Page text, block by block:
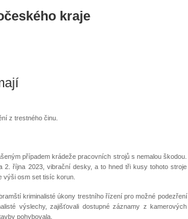
kraje
z trestného činu.
případem krádeže pracovních strojů s nemalou škodou.
října 2023, vibrační desky, a to hned tři kusy tohoto stroje
výši osm set tisíc korun.
kriminalisté úkony trestního řízení pro možné podezření
výslechy, zajišťovali dostupné záznamy z kamerových
pohybovala.